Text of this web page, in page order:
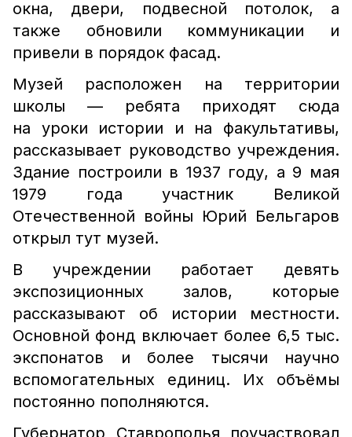
окна, двери, подвесной потолок, а
также обновили коммуникации и
привели в порядок фасад.
Музей расположен на территории
школы — ребята приходят сюда
на уроки истории и на факультативы,
рассказывает руководство учреждения.
Здание построили в 1937 году, а 9 мая
1979 года участник Великой
Отечественной войны Юрий Бельгаров
открыл тут музей.
В учреждении работает девять
экспозиционных залов, которые
рассказывают об истории местности.
Основной фонд включает более 6,5 тыс.
экспонатов и более тысячи научно
вспомогательных единиц. Их объёмы
постоянно пополняются.
Губернатор Ставрополья поучаствовал